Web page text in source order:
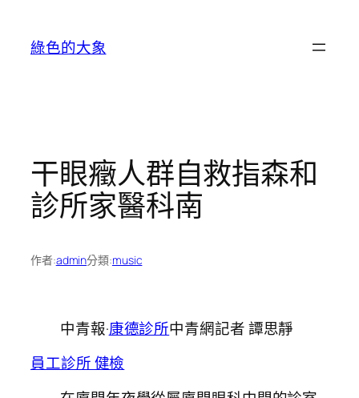
綠色的大象
干眼癥人群自救指森和
診所家醫科南
作者:admin分類:music
中青報·康德診所中青網記者 譚思靜
員工診所 健檢